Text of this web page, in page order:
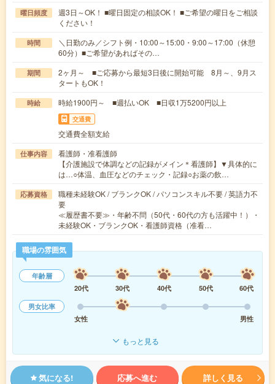
曜日頻度
週3日～OK！ ■曜日固定の相談OK！ ■ご希望の曜日をご相談
ください！
時間
＼日勤のみ／シフト例・10:00～15:00・9:00～17:00（休憩
60分）■ご希望があればその…
期間
2ヶ月～ ■ご応募から最短3日後に開始可能 8月～、9月ス
タートもOK！
時給 時給1900円～ ■週払いOK ■日収1万5200円以上
交通費
交通費全額支給
仕事内容
看護師・准看護師
【介護施設で体調などの記録がメイン＊看護師】▼具体的に
は…○体温、血圧などのチェック・記録○お薬の飲…
応募資格
職種未経験OK / ブランクOK / パソコンスキル不要 / 英語力不
要
≪履歴書不要≫・年齢不問（50代・60代の方も活躍中！）・
未経験OK・ブランクOK・看護師資格（准看…
職場の雰囲気
年齢層
20代
30代 40代 50代
60代
男女比率
女性
男性
もっと見る
気になる! 応募へ進む 詳しく見る